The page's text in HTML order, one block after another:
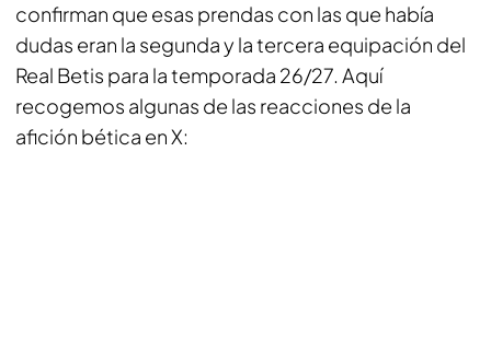
confirman que esas prendas con las que había
dudas eran la segunda y la tercera equipación del
Real Betis para la temporada 26/27. Aquí
recogemos algunas de las reacciones de la
afición bética en X: